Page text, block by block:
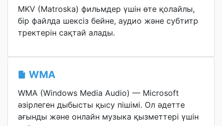
MKV (Matroska) фильмдер үшін өте қолайлы,
бір файлда шексіз бейне, аудио және субтитр
тректерін сақтай алады.
WMA
WMA (Windows Media Audio) — Microsoft
әзірлеген дыбысты қысу пішімі. Ол әдетте
ағынды және онлайн музыка қызметтері үшін